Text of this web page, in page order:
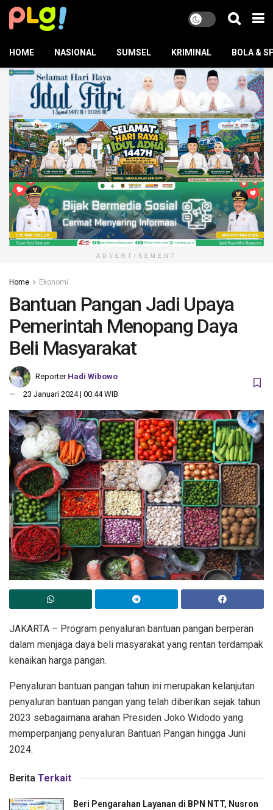
HOME NASIONAL SUMSEL KRIMINAL BOLA &
ADVERTISEMENT
Home Ekonomi
Bantuan Pangan Jadi Upaya
Pemerintah Menopang Daya
Beli Masyarakat
Reporter Hadi Wibowo
23 Januari 2024 | 00:44 WIB
JAKARTA – Program penyaluran bantuan pangan berperan
dalam menjaga daya beli masyarakat yang rentan terdampak
kenaikan harga pangan.
Penyaluran bantuan pangan tahun ini merupakan kelanjutan
penyaluran bantuan pangan yang telah diberikan sejak tahun
2023 sebagaimana arahan Presiden Joko Widodo yang
memperpanjang penyaluran Bantuan Pangan hingga Juni
2024.
Berita Terkait
Beri Pengarahan Layanan di BPN NTT, Nusron